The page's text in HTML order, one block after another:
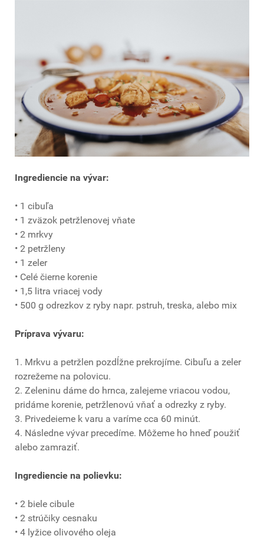
Ingrediencie na vývar:
• 1 cibuľa
• 1 zväzok petržlenovej vňate
• 2 mrkvy
• 2 petržleny
• 1 zeler
• Celé čierne korenie
• 1,5 litra vriacej vody
• 500 g odrezkov z ryby napr. pstruh, treska, alebo mix
Príprava vývaru:
1. Mrkvu a petržlen pozdĺžne prekrojíme. Cibuľu a zeler
rozrežeme na polovicu.
2. Zeleninu dáme do hrnca, zalejeme vriacou vodou,
pridáme korenie, petržlenovú vňať a odrezky z ryby.
3. Privedeieme k varu a varíme cca 60 minút.
4. Následne vývar precedíme. Môžeme ho hneď použiť
alebo zamraziť.
Ingrediencie na polievku:
• 2 biele cibule
• 2 strúčiky cesnaku
• 4 lyžice olivového oleja